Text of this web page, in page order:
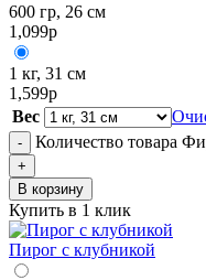
600 гр, 26 см
1,099р
1 кг, 31 см
1,599р
Вес
- Количество товара
+
В корзину
Купить в 1 клик
Пирог с клубникой